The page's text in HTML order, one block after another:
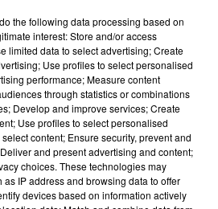
do the following data processing based on
interest: Store and/or access
limited data to select advertising; Create
Use profiles to select personalised
performance; Measure content
through statistics or combinations
Develop and improve services; Create
Use profiles to select personalised
content; Ensure security, prevent and
and present advertising and content;
choices. These technologies may
IP address and browsing data to offer
devices based on information actively